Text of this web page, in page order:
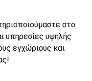
στο
υπηρεσίες υψηλής
εγχώριους και